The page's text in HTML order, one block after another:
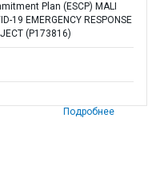
Plan (ESCP) MALI
19 EMERGENCY RESPONSE
(P173816)
Подробнее